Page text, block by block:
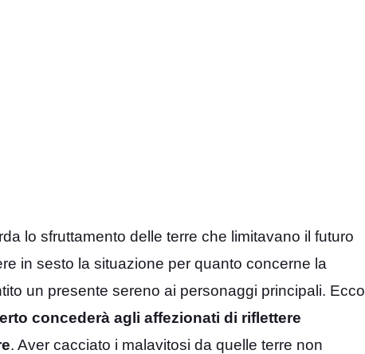
lo sfruttamento delle terre che limitavano il futuro
in sesto la situazione per quanto concerne la
un presente sereno ai personaggi principali. Ecco
concederà agli affezionati di riflettere
. Aver cacciato i malavitosi da quelle terre non